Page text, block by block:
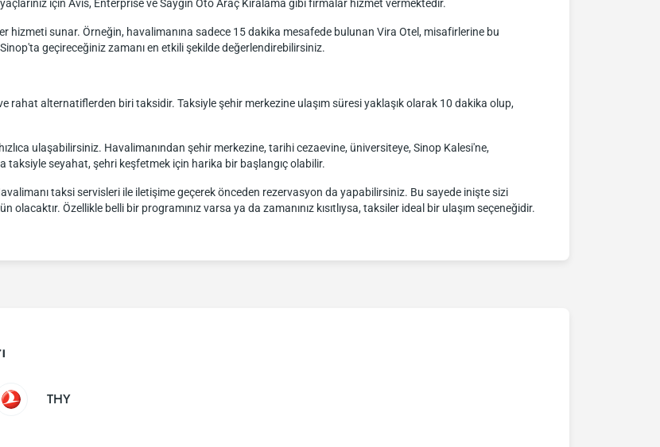
için Avis, Enterprise ve Saygın Oto Araç Kiralama gibi firmalar hizmet vermektedir.
hizmeti sunar. Örneğin, havalimanına sadece 15 dakika mesafede bulunan Vira Otel, misafirlerine bu
geçireceğiniz zamanı en etkili şekilde değerlendirebilirsiniz.
rahat alternatiflerden biri taksidir. Taksiyle şehir merkezine ulaşım süresi yaklaşık olarak 10 dakika olup,
ulaşabilirsiniz. Havalimanından şehir merkezine, tarihi cezaevine, üniversiteye, Sinop Kalesi'ne,
seyahat, şehri keşfetmek için harika bir başlangıç olabilir.
taksi servisleri ile iletişime geçerek önceden rezervasyon da yapabilirsiniz. Bu sayede inişte sizi
olacaktır. Özellikle belli bir programınız varsa ya da zamanınız kısıtlıysa, taksiler ideal bir ulaşım seçeneğidir.
THY